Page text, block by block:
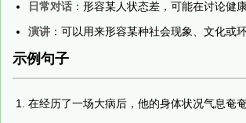
日常对话 ：形容某人状态差，可能在讨论健
演讲 ：可以用来形容某种社会现象、文化或
示例句子
在经历了一场大病后，他的身体状况气息奄